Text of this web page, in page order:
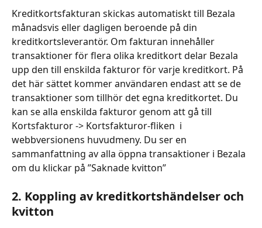
Kreditkortsfakturan skickas automatiskt till Bezala
månadsvis eller dagligen beroende på din
kreditkortsleverantör. Om fakturan innehåller
transaktioner för flera olika kreditkort delar Bezala
upp den till enskilda fakturor för varje kreditkort. På
det här sättet kommer användaren endast att se de
transaktioner som tillhör det egna kreditkortet. Du
kan se alla enskilda fakturor genom att gå till
Kortsfakturor -> Kortsfakturor-fliken  i
webbversionens huvudmeny. Du ser en
sammanfattning av alla öppna transaktioner i Bezala
om du klickar på ”Saknade kvitton”
2. Koppling av kreditkortshändelser och
kvitton